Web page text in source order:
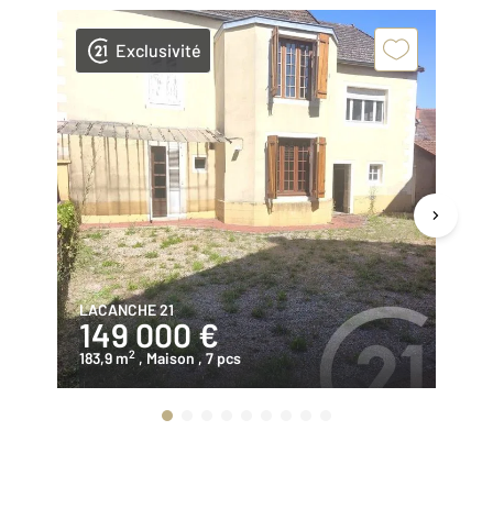
Exclusivité
LACANCHE 21
149 000 €
183,9 m2 , Maison , 7 pcs